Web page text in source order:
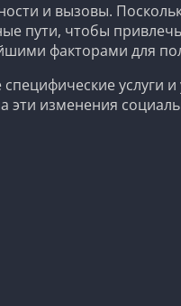
и вызовы.
пути, чтобы
факторами для
услуги и
эти изменения